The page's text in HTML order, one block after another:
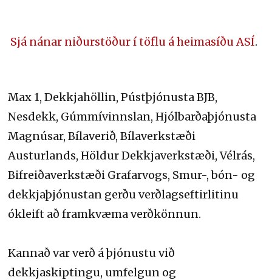
Sjá nánar niðurstöður í töflu á heimasíðu ASÍ.
Max 1, Dekkjahöllin, Pústþjónusta BJB,
Nesdekk, Gúmmívinnslan, Hjólbarðaþjónusta
Magnúsar, Bílaverið, Bílaverkstæði
Austurlands, Höldur Dekkjaverkstæði, Vélrás,
Bifreiðaverkstæði Grafarvogs, Smur-, bón- og
dekkjaþjónustan gerðu verðlagseftirlitinu
ókleift að framkvæma verðkönnun.
Kannað var verð á þjónustu við
dekkjaskiptingu, umfelgun og